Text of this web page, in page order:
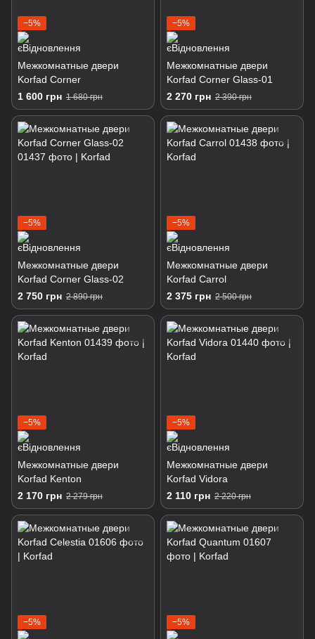
−5%
Межкомнатные двери
Korfad Corner
1 600 грн 1 680 грн
−5%
Межкомнатные двери
Korfad Corner Glass-01
2 270 грн 2 390 грн
−5%
Межкомнатные двери
Korfad Corner Glass-02
2 750 грн 2 890 грн
−5%
Межкомнатные двери
Korfad Carrol
2 375 грн 2 500 грн
−5%
Межкомнатные двери
Korfad Kenton
2 170 грн 2 279 грн
−5%
Межкомнатные двери
Korfad Vidora
2 110 грн 2 220 грн
−5% −5%